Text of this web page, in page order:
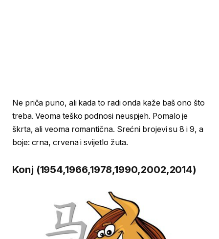
Ne priča puno, ali kada to radi onda kaže baš ono što
treba. Veoma teško podnosi neuspjeh. Pomalo je
škrta, ali veoma romantična. Srećni brojevi su 8 i 9, a
boje: crna, crvena i svijetlo žuta.
Konj (1954,1966,1978,1990,2002,2014)